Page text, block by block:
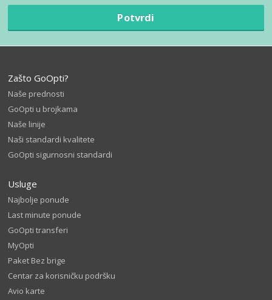
Potvrdi
Zašto GoOpti?
Naše prednosti
GoOpti u brojkama
Naše linije
Naši standardi kvalitete
GoOpti sigurnosni standardi
Usluge
Najbolje ponude
Last minute ponude
GoOpti transferi
MyOpti
Paket Bez brige
Centar za korisničku podršku
Avio karte